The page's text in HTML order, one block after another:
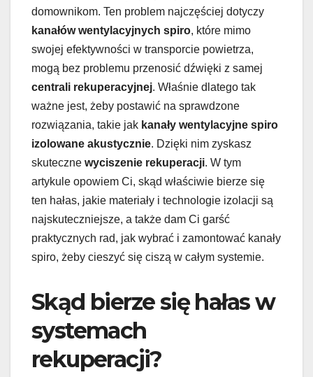
domownikom. Ten problem najczęściej dotyczy
kanałów wentylacyjnych spiro, które mimo
swojej efektywności w transporcie powietrza,
mogą bez problemu przenosić dźwięki z samej
centrali rekuperacyjnej. Właśnie dlatego tak
ważne jest, żeby postawić na sprawdzone
rozwiązania, takie jak kanały wentylacyjne spiro
izolowane akustycznie. Dzięki nim zyskasz
skuteczne wyciszenie rekuperacji. W tym
artykule opowiem Ci, skąd właściwie bierze się
ten hałas, jakie materiały i technologie izolacji są
najskuteczniejsze, a także dam Ci garść
praktycznych rad, jak wybrać i zamontować kanały
spiro, żeby cieszyć się ciszą w całym systemie.
Skąd bierze się hałas w
systemach
rekuperacji?